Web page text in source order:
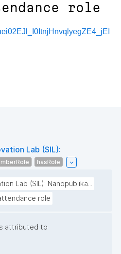
role
Lab (SIL):
hasRole
Lab (SIL): Nanopublika...
role
attributed to